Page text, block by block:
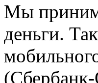
Мы
деньги.